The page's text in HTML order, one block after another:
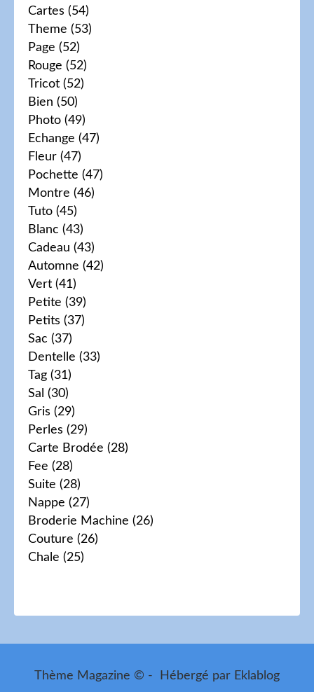
Cartes (54)
Theme (53)
Page (52)
Rouge (52)
Tricot (52)
Bien (50)
Photo (49)
Echange (47)
Fleur (47)
Pochette (47)
Montre (46)
Tuto (45)
Blanc (43)
Cadeau (43)
Automne (42)
Vert (41)
Petite (39)
Petits (37)
Sac (37)
Dentelle (33)
Tag (31)
Sal (30)
Gris (29)
Perles (29)
Carte Brodée (28)
Fee (28)
Suite (28)
Nappe (27)
Broderie Machine (26)
Couture (26)
Chale (25)
Thème Magazine © - Hébergé par Eklablog